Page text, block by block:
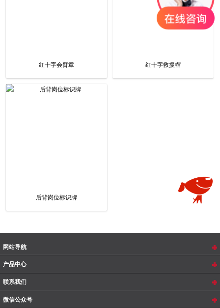
红十字会臂章 红十字救援帽
后背岗位标识牌
网站导航
产品中心
联系我们
微信公众号